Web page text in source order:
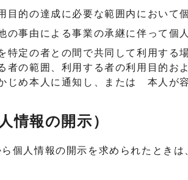
目的の達成に必要な範囲内において
の事由による事業の承継に伴って個
特定の者との間で共同して利用する
者の範囲、利用する者の利用目的お
じめ本人に通知し、または 本人が
情報の開示）
個人情報の開示を求められたとき